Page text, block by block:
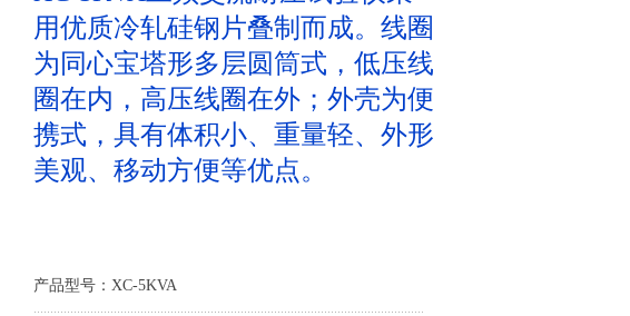
用优质冷轧硅钢片叠制而成。线圈
为同心宝塔形多层圆筒式，低压线
圈在内，高压线圈在外；外壳为便
携式，具有体积小、重量轻、外形
美观、移动方便等优点。
产品型号：XC-5KVA